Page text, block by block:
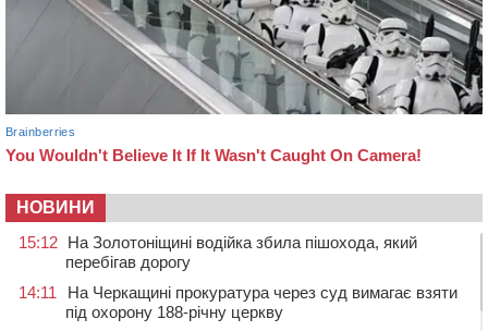
НОВИНИ
15:12 На Золотоніщині водійка збила пішохода, який
перебігав дорогу
14:11
На Черкащині прокуратура через суд вимагає взяти
під охорону 188-річну церкву